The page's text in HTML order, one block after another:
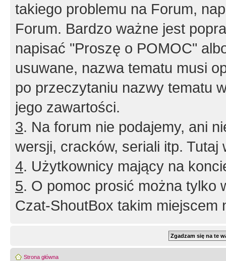
takiego problemu na Forum,
Forum. Bardzo ważne jest
napisać "Proszę o POMOC"
usuwane, nazwa tematu musi
po przeczytaniu nazwy tematu
jego zawartości.
3. Na forum nie podajemy, ani
wersji, cracków, seriali itp. Tutaj
4. Użytkownicy mający na
5. O pomoc prosić można tylko
Czat-ShoutBox takim miejscem
Strona główna